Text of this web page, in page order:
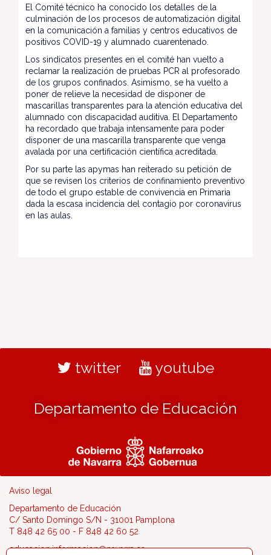
El Comité técnico ha conocido los detalles de la
culminación de los procesos de automatización digital
en la comunicación a familias y centros educativos de
positivos COVID-19 y alumnado cuarentenado.
Los sindicatos presentes en el comité han vuelto a
reclamar la realización de pruebas PCR al profesorado
de los grupos confinados. Asimismo, se ha vuelto a
poner de relieve la necesidad de disponer de
mascarillas transparentes para la atención educativa del
alumnado con discapacidad auditiva. El Departamento
ha recordado que trabaja intensamente para poder
disponer de una mascarilla transparente que venga
avalada por una certificación científica acreditada.
Por su parte las apymas han reiterado su petición de
que se revisen los criterios de confinamiento preventivo
de todo el grupo estable de convivencia en Primaria
dada la escasa incidencia del contagio por coronavirus
en las aulas.
twitter youtube
Departamento de Educación
Aviso legal
Departamento de Educación
C/ Santo Domingo S/N - 31001 Pamplona
T 848 42 65 00 - F 848 42 60 52
educacion.informacion@navarra.es